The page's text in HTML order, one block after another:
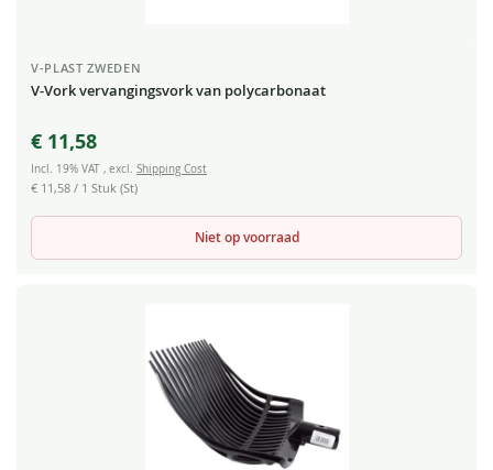
V-PLAST ZWEDEN
V-Vork vervangingsvork van polycarbonaat
€ 11,58
Incl. 19% VAT , excl. Shipping Cost
€ 11,58 / 1 Stuk (St)
Niet op voorraad